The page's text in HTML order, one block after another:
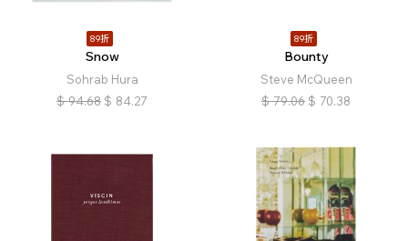
89折
Snow
Sohrab Hura
$ 94.68 $ 84.27
89折
Bounty
Steve McQueen
$ 79.06 $ 70.38